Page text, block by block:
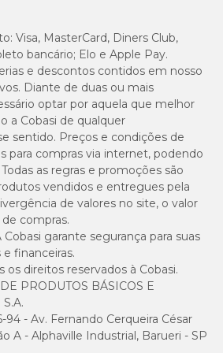
de plástico para cães?
plásticopode ser utilizado, desde
e seja higienizado com
devem ser substituídas, pois
microrganismos e aumentar o
na região do focinho do pet.
para um comedouro para
de inox e cerâmica
cães. Afinal, ambos são duráveis,
porosos, o que reduz a
no recipiente.
Visa, MasterCard, Diners Club,
bancário; Elo e Apple Pay.
e descontos contidos em nosso
Diante de duas ou mais
optar por aquela que melhor
a Cobasi de qualquer
sentido. Preços e condições de
para compras via internet, podendo
as regras e promoções são
vendidos e entregues pela
de valores no site, o valor
compras.
Cobasi garante segurança para suas
financeiras.
os direitos reservados à Cobasi.
PRODUTOS BÁSICOS E
94 - Av. Fernando Cerqueira César
A - Alphaville Industrial, Barueri - SP